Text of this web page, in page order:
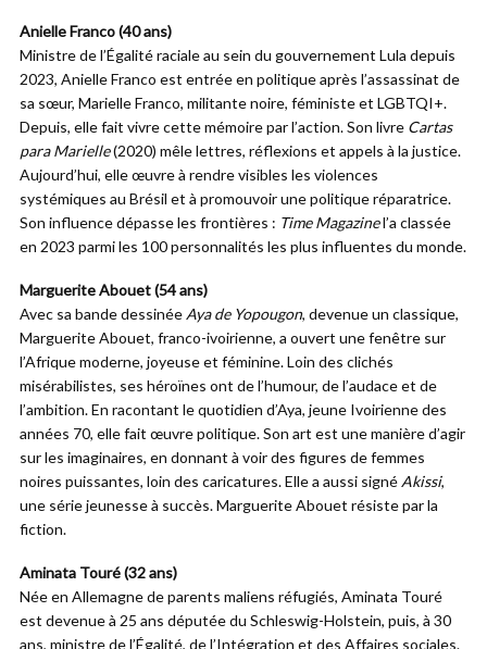
Anielle Franco (40 ans)
Ministre de l’Égalité raciale au sein du gouvernement Lula depuis
2023, Anielle Franco est entrée en politique après l’assassinat de
sa sœur, Marielle Franco, militante noire, féministe et LGBTQI+.
Depuis, elle fait vivre cette mémoire par l’action. Son livre Cartas
para Marielle(2020) mêle lettres, réflexions et appels à la justice.
Aujourd’hui, elle œuvre à rendre visibles les violences
systémiques au Brésil et à promouvoir une politique réparatrice.
Son influence dépasse les frontières : Time Magazinel’a classée
en 2023 parmi les 100 personnalités les plus influentes du monde.
Marguerite Abouet (54 ans)
Avec sa bande dessinée Aya de Yopougon, devenue un classique,
Marguerite Abouet, franco-ivoirienne, a ouvert une fenêtre sur
l’Afrique moderne, joyeuse et féminine. Loin des clichés
misérabilistes, ses héroïnes ont de l’humour, de l’audace et de
l’ambition. En racontant le quotidien d’Aya, jeune Ivoirienne des
années 70, elle fait œuvre politique. Son art est une manière d’agir
sur les imaginaires, en donnant à voir des figures de femmes
noires puissantes, loin des caricatures. Elle a aussi signé Akissi,
une série jeunesse à succès. Marguerite Abouet résiste par la
fiction.
Aminata Touré (32 ans)
Née en Allemagne de parents maliens réfugiés, Aminata Touré
est devenue à 25 ans députée du Schleswig-Holstein, puis, à 30
ans, ministre de l’Égalité, de l’Intégration et des Affaires sociales.